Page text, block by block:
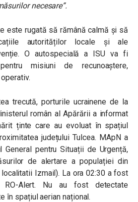
necesare”.
este rugată să rămână calmă și să
autorităților locale și ale
O autospecială a ISU va fi
misiuni de recunoaștere,
trecută, porturile ucrainene de la
român al Apărării a informat
ținte care au evoluat în spațiul
județului Tulcea. MApN a
General pentru Situații de Urgență,
de alertare a populației din
Izmail). La ora 02:30 a fost
RO-Alert. Nu au fost detectate
în spațiul aerian național.